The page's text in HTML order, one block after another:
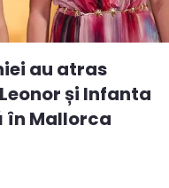
au atras
și Infanta
în Mallorca